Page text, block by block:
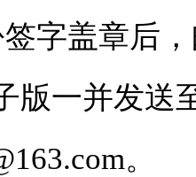
字盖章后
版一并发送
。